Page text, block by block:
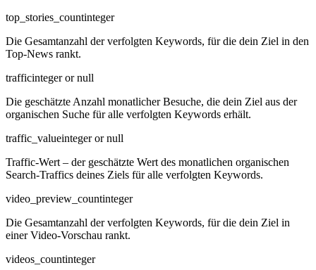
top_stories_countinteger
Die Gesamtanzahl der verfolgten Keywords, für die dein Ziel in den
Top-News rankt.
trafficinteger or null
Die geschätzte Anzahl monatlicher Besuche, die dein Ziel aus der
organischen Suche für alle verfolgten Keywords erhält.
traffic_valueinteger or null
Traffic-Wert – der geschätzte Wert des monatlichen organischen
Search-Traffics deines Ziels für alle verfolgten Keywords.
video_preview_countinteger
Die Gesamtanzahl der verfolgten Keywords, für die dein Ziel in
einer Video-Vorschau rankt.
videos_countinteger